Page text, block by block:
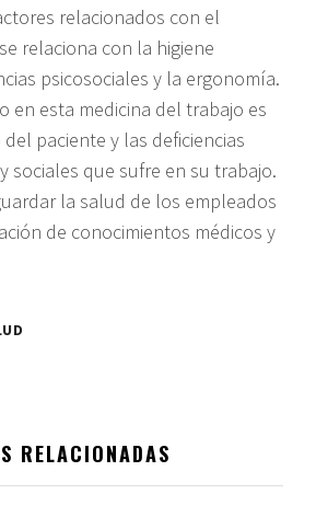
relacionados con el
relaciona con la higiene
psicosociales y la ergonomía.
en esta medicina del trabajo es
paciente y las deficiencias
sociales que sufre en su trabajo.
la salud de los empleados
de conocimientos médicos y
RELACIONADAS